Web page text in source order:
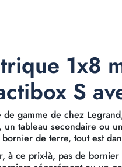
1x8
S
gamme de chez
tableau secondaire ou
de terre, tout est
à ce prix-là, pas de